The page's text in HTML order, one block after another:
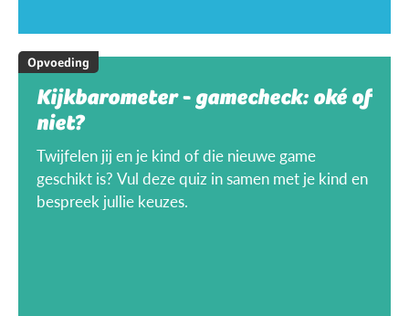
Opvoeding
Kijkbarometer - gamecheck: oké of
niet?
Twijfelen jij en je kind of die nieuwe game
geschikt is? Vul deze quiz in samen met je kind en
bespreek jullie keuzes.